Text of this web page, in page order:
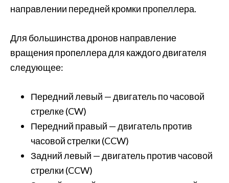
направлении передней кромки пропеллера.
Для большинства дронов направление
вращения пропеллера для каждого двигателя
следующее:
Передний левый — двигатель по часовой
стрелке (CW)
Передний правый — двигатель против
часовой стрелки (CCW)
Задний левый — двигатель против часовой
стрелки (CCW)